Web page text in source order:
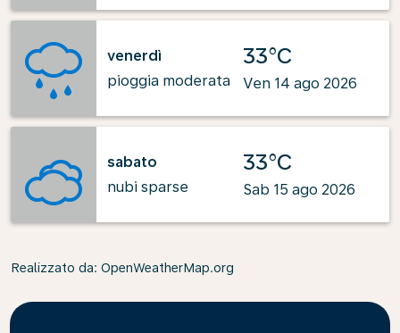
venerdì
pioggia moderata
33°C
Ven 14 ago 2026
sabato
nubi sparse
33°C
Sab 15 ago 2026
Realizzato da: OpenWeatherMap.org